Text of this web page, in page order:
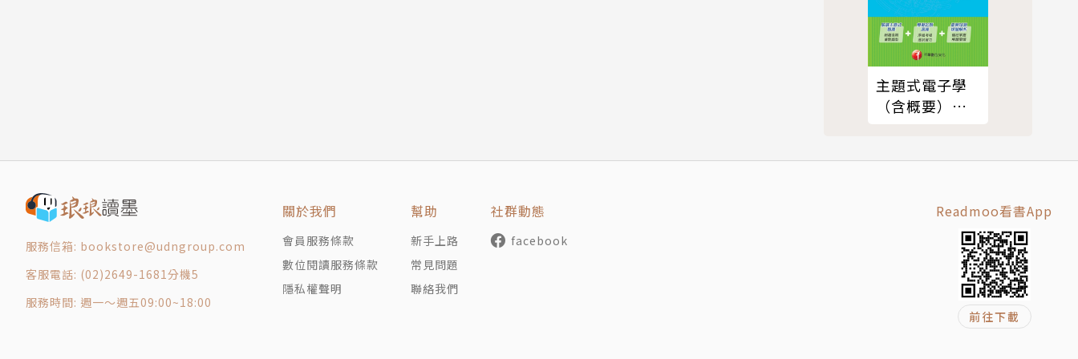
Lesson8 太多offer難以抉擇
Lesson9 面試跟進與收到錄取通知
CHAPTER3 職場大小事
Quick Check 公司部門、各種工作形式的文說法，在美工作注意事項
Lesson2 認識環境與辦公室設施
主題式電子學
（含概要）高
服務信箱: bookstore@udngroup.com
客服電話: (02)2649-1681分機5
服務時間: 週一～週五09:00~18:00
關於我們
會員服務條款
數位閱讀服務條款
隱私權聲明
幫助
新手上路
常見問題
聯絡我們
社群動態
facebook
Readmoo看書App
前往下載